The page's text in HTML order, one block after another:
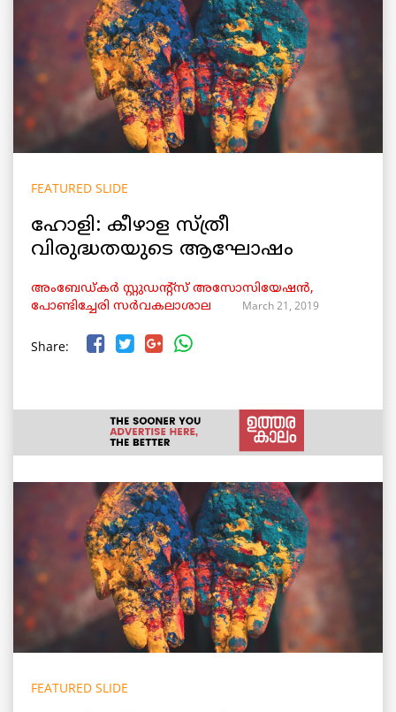
FEATURED SLIDE
ഹോളി: കീഴാള സ്ത്രീ
വിരുദ്ധതയുടെ ആഘോഷം
അംബേഡ്കര്‍ സ്റ്റുഡന്റ്‌സ് അസോസിയേഷന്‍,
പോണ്ടിച്ചേരി സർവകലാശാല
March 21, 2019
Share:
FEATURED SLIDE